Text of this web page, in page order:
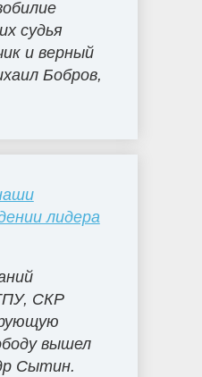
судья
и верный
Бобров,
лидера
СКР
вышел
Сытин.